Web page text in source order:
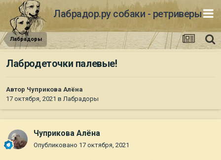
Лабрадор.ру собаки - ретриверы
Лабрадоры
Лабродеточки палевые!
Автор Чуприкова Алёна
17 октября, 2021 вЛабрадоры
Чуприкова Алёна
Опубликовано 17 октября, 2021